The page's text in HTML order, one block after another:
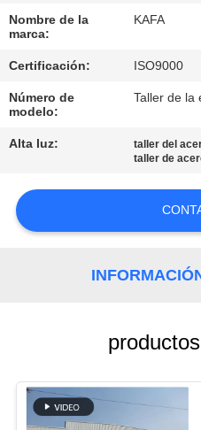
RECORRIDO
FÁBRICA
DE
CALIDAD
CONTACTA
NOSOTROS
NOTICIAS
Nombre de la
marca:
KAFA
Certificación: ISO9000
Número de
modelo:
Taller de la
Alta luz: taller del
taller de